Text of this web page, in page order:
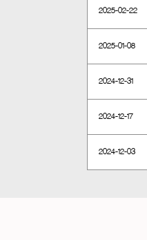
2025-02-22
2025-01-08
2024-12-31
2024-12-17
2024-12-03